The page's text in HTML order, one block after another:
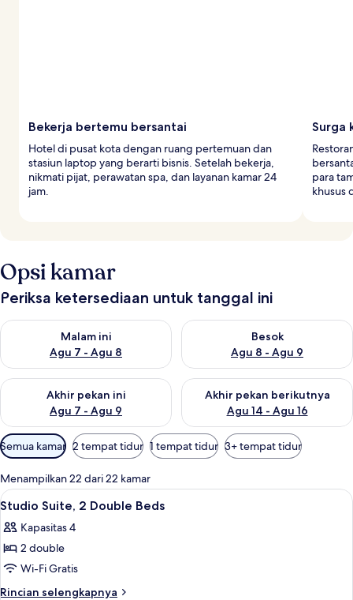
Bekerja bertemu bersantai
Hotel di pusat kota dengan ruang pertemuan dan
stasiun laptop yang berarti bisnis. Setelah bekerja,
nikmati pijat, perawatan spa, dan layanan kamar 24
jam.
Surga
para
khusus
Opsi kamar
Periksa ketersediaan untuk tanggal ini
Malam ini
Agu 7 - Agu 8
Periksa ketersediaan untuk malam ini Agu 7 - Agu 8
Besok
Agu 8 - Agu 9
Periksa ketersediaan untuk
Akhir pekan ini
Agu 7 - Agu 9
Periksa ketersediaan untuk akhir pekan ini Agu 7 - Agu 9
Akhir pekan berikutnya
Agu 14 - Agu 16
Periksa ketersediaan untuk
Filter
tersedia
untuk
kamar
Semua kamar 2 tempat tidur 1 tempat tidur 3+ tempat tidur
Menampilkan 22 dari 22 kamar
Lihat
semua
foto
untuk
Studio
Suite,
Seprai premium, minibar, brankas,
5
Studio Suite, 2 Double Beds
Kapasitas 4
2 double
Wi-Fi Gratis
Rincian selengkapnya
Rincian